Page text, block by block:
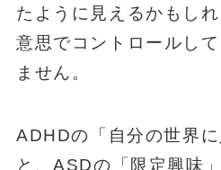
たように見えるかもし
意思でコントロールし
ません。
ADHDの「自分の世界
と、ASDの「限定興味